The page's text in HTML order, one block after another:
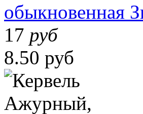
обыкновенная
17 руб
8.50 руб